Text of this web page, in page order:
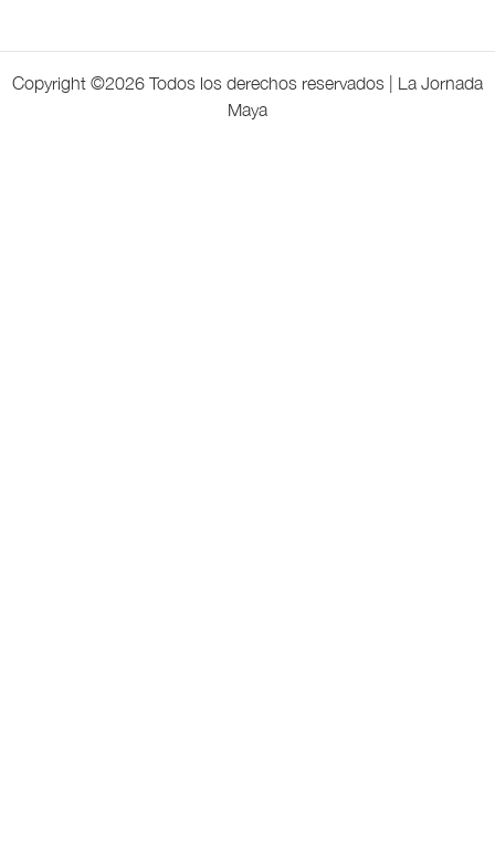
Copyright ©2026 Todos los derechos reservados | La Jornada
Maya